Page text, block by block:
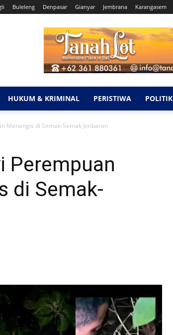
Buleleng Denpasar Gianyar Jembrana Karangasem
HUKUM & KRIMINAL PERISTIWA POLITIK
Menangis di Semak-Semak Jimbaran
Perempuan
di Semak-